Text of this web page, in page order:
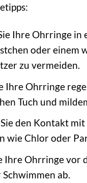
Ihre Ohrringe in
oder einem
zu vermeiden.
Ihre Ohrringe
Tuch und
den Kontakt mit
wie Chlor oder
Ihre Ohrringe vor
ab.